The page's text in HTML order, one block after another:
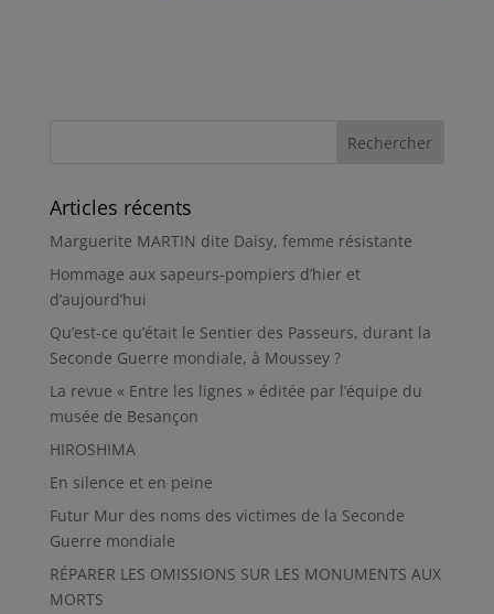
Articles récents
Marguerite MARTIN dite Daisy, femme résistante
Hommage aux sapeurs-pompiers d’hier et
d’aujourd’hui
Qu’est-ce qu’était le Sentier des Passeurs, durant la
Seconde Guerre mondiale, à Moussey ?
La revue « Entre les lignes » éditée par l’équipe du
musée de Besançon
HIROSHIMA
En silence et en peine
Futur Mur des noms des victimes de la Seconde
Guerre mondiale
RÉPARER LES OMISSIONS SUR LES MONUMENTS AUX
MORTS